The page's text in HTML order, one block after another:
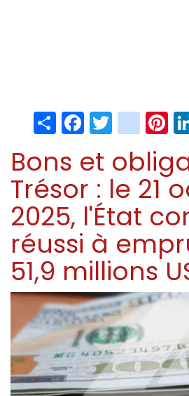
ShareFacebook
Twitter
Bons et
Trésor : le 21
2025, l'État
réussi à
51,9 millions